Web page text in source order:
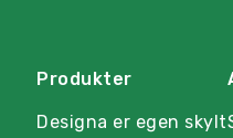
Produkter
Designa er egen skylt